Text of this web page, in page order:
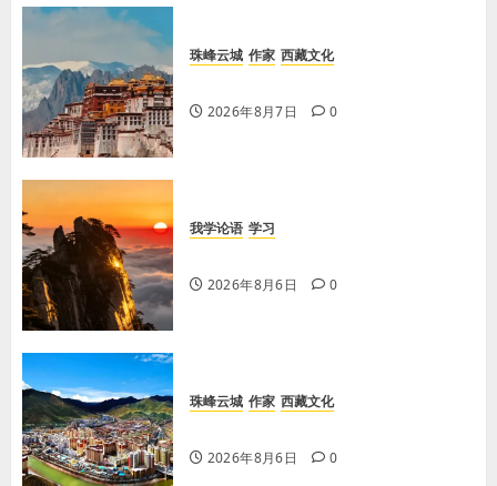
珠峰云城 作家 西藏文化
2026年8月7日 0
我学论语 学习
2026年8月6日 0
珠峰云城 作家 西藏文化
2026年8月6日 0